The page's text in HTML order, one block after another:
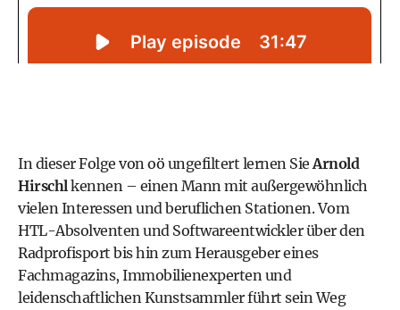
In dieser Folge von oö ungefiltert lernen SieArnold
Hirschlkennen – einen Mann mit außergewöhnlich
vielen Interessen und beruflichen Stationen. Vom
HTL-Absolventen und Softwareentwickler über den
Radprofisport bis hin zum Herausgeber eines
Fachmagazins, Immobilienexperten und
leidenschaftlichen Kunstsammler führt sein Weg